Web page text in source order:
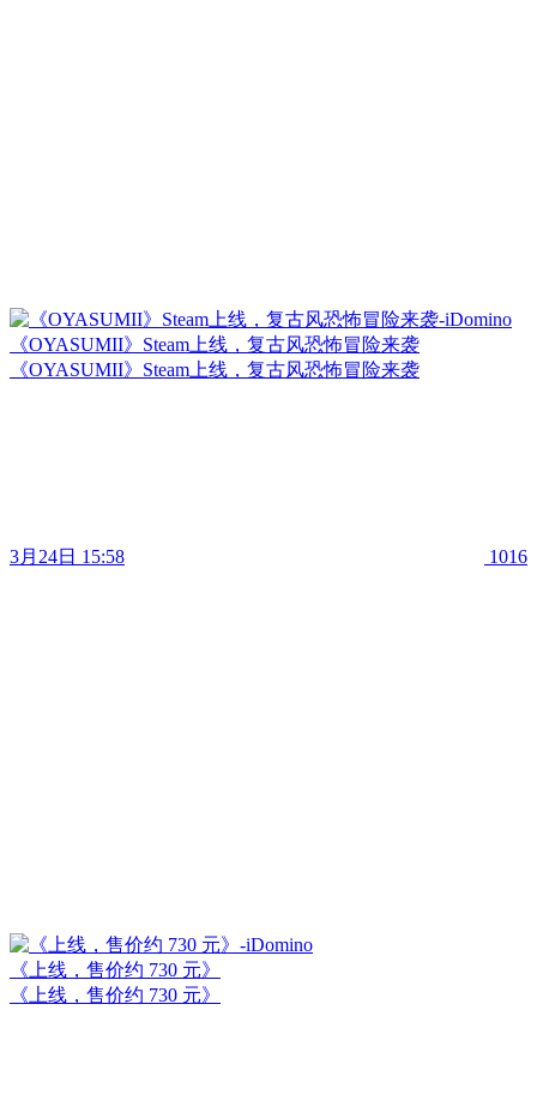
《OYASUMII》Steam上线，复古风恐怖冒险来袭
《OYASUMII》Steam上线，复古风恐怖冒险来袭
3月24日 15:58 1016
《上线，售价约 730 元》
《上线，售价约 730 元》